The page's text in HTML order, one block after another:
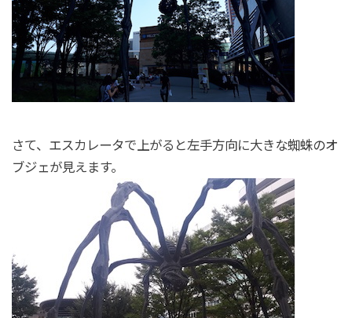
さて、エスカレータで上がると左手方向に大きな蜘蛛のオ
ブジェが見えます。